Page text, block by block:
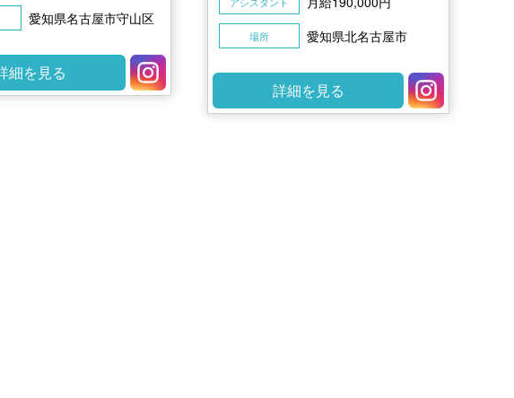
愛知県名古屋市守山区
細を見る
場所 愛知県北名古屋市
詳細を見る